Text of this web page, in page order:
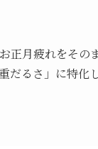
正月疲れをその
だるさ」に特化